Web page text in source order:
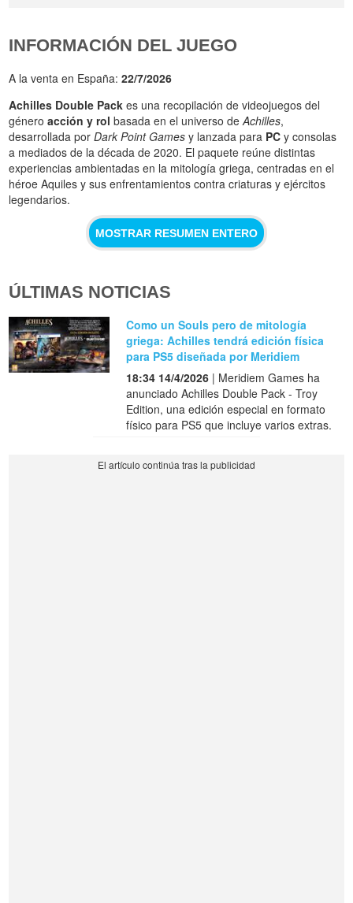
INFORMACIÓN DEL JUEGO
A la venta en España:22/7/2026
Achilles Double Pack es una recopilación de videojuegos del
géneroacción y rol basada en el universo deAchilles,
desarrollada porDark Point Games y lanzada para PC y consolas
a mediados de la década de 2020. El paquete reúne distintas
experiencias ambientadas en la mitología griega, centradas en el
héroe Aquiles y sus enfrentamientos contra criaturas y ejércitos
legendarios.
MOSTRAR RESUMEN ENTERO
ÚLTIMAS NOTICIAS
Como un Souls pero de mitología
griega: Achilles tendrá edición física
para PS5 diseñada por Meridiem
18:34 14/4/2026 | Meridiem Games ha
anunciado Achilles Double Pack - Troy
Edition, una edición especial en formato
físico para PS5 que incluye varios extras.